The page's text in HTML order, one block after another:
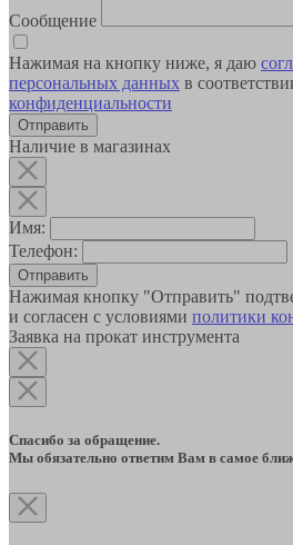
Сообщение
Нажимая на кнопку ниже, я даю
персональных данных в
конфиденциальности
Наличие в магазинах
Имя:
Телефон:
Отправить
Нажимая кнопку "Отправить"
и согласен с условиями политики
Заявка на прокат инструмента
Спасибо за обращение.
Мы обязательно ответим Вам в самое